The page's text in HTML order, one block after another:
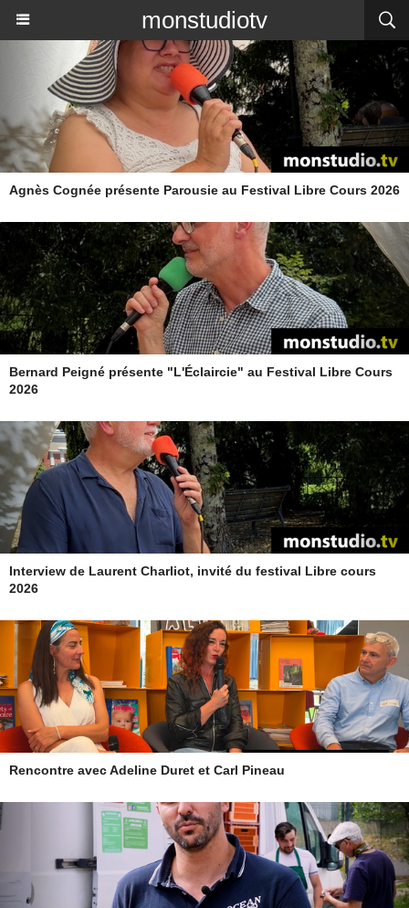
monstudiotv
Agnès Cognée présente Parousie au Festival Libre Cours 2026
Bernard Peigné présente "L'Éclaircie" au Festival Libre Cours
2026
Interview de Laurent Charliot, invité du festival Libre cours
2026
Rencontre avec Adeline Duret et Carl Pineau